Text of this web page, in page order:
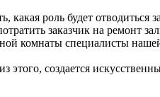
, какая роль будет отводиться
заказчик на ремонт
комнаты специалисты
из этого, создается